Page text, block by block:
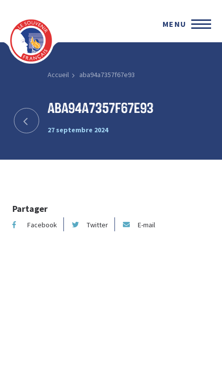
MENU
Accueil aba94a7357f67e93
aba94a7357f67e93
27 septembre 2024
Partager
Facebook Twitter E-mail